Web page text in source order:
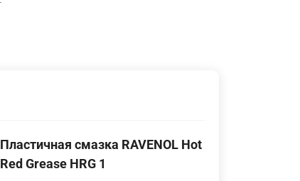
Пластичная смазка RAVENOL Hot
Red Grease HRG 1